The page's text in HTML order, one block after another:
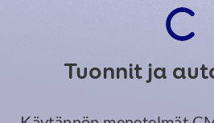
Tuonnit ja